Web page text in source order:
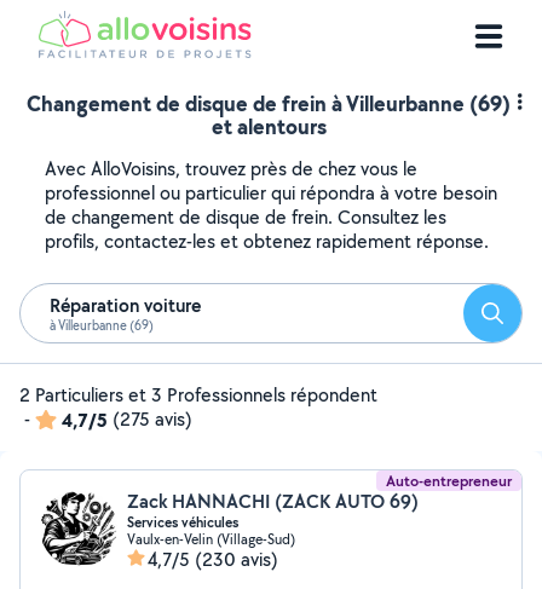
Changement de disque de frein à Villeurbanne (69)
et alentours
Avec AlloVoisins, trouvez près de chez vous le
professionnel ou particulier qui répondra à votre besoin
de changement de disque de frein. Consultez les
profils, contactez-les et obtenez rapidement réponse.
Réparation voiture
à Villeurbanne (69)
2 Particuliers et 3 Professionnels répondent
-
4,7/5 (275 avis)
Auto-entrepreneur
Zack HANNACHI (ZACK AUTO 69)
Services véhicules
Vaulx-en-Velin (Village-Sud)
4,7/5 (230 avis)